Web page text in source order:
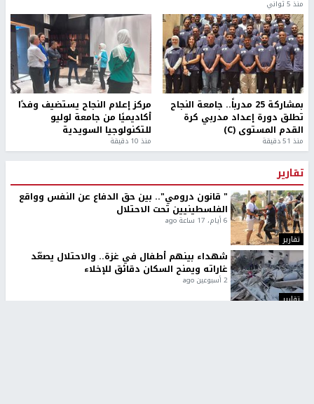
منذ 5 ثواني
بمشاركة 25 مدرباً.. جامعة النجاح
تطلق دورة إعداد مدربي كرة
القدم المستوى (C)
منذ 51 دقيقة
مركز إعلام النجاح يستضيف وفدًا
أكاديميًا من جامعة لوليو
للتكنولوجيا السويدية
منذ 10 دقيقة
تقارير
تقارير
" قانون درومي".. بين حق الدفاع عن النفس وواقع
الفلسطينيين تحت الاحتلال
6 أيام، 17 ساعة ago
تقارير
شهداء بينهم أطفال في غزة.. والاحتلال يصعّد
غاراته ويمنح السكان دقائق للإخلاء
2 أسبوعين ago